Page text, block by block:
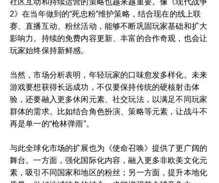
社区互动和持续运营的策略也越来越重要。像《现代战争
2》在当年做到的“死忠粉”维护策略，结合现在的线上联
赛、直播互动、粉丝活动，能够不断巩固玩家基础和扩大
影响力。持续的免费内容更新、丰富的合作奇观，也会让
玩家始终保持新鲜感。
当然，市场分析表明，年轻玩家的口味愈发多样化。未来
游戏要想获得长远成功，不仅要保持传统的硬核射击体
验，还要融入更多休闲元素、社交玩法，以满足不同玩家
群体的需求。比如结合角色扮演、策略等元素，让战斗不
再是单一的“枪林弹雨”。
与此全球化市场的扩展也为《使命召唤》提供了更广阔的
舞台。一方面，强化国际化内容，融入更多非欧美文化元
素，吸引不同国家和地区的粉丝；另一方面，提升本地化